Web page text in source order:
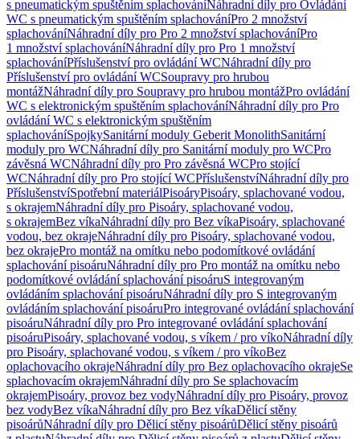
s pneumatickým spuštěním splachováníNáhradní díly pro Ovládání
WC s pneumatickým spuštěním splachováníPro 2 množství
splachováníNáhradní díly pro Pro 2 množství splachováníPro
1 množství splachováníNáhradní díly pro Pro 1 množství
splachováníPříslušenství pro ovládání WCNáhradní díly pro
Příslušenství pro ovládání WCSoupravy pro hrubou
montážNáhradní díly pro Soupravy pro hrubou montážPro ovládání
WC s elektronickým spuštěním splachováníNáhradní díly pro Pro
ovládání WC s elektronickým spuštěním
splachováníSpojkySanitární moduly Geberit MonolithSanitární
moduly pro WCNáhradní díly pro Sanitární moduly pro WCPro
závěsná WCNáhradní díly pro Pro závěsná WCPro stojící
WCNáhradní díly pro Pro stojící WCPříslušenstvíNáhradní díly pro
PříslušenstvíSpotřební materiálPisoáryPisoáry, splachované vodou,
s okrajemNáhradní díly pro Pisoáry, splachované vodou,
s okrajemBez víkaNáhradní díly pro Bez víkaPisoáry, splachované
vodou, bez okrajeNáhradní díly pro Pisoáry, splachované vodou,
bez okrajePro montáž na omítku nebo podomítkové ovládání
splachování pisoáruNáhradní díly pro Pro montáž na omítku nebo
podomítkové ovládání splachování pisoáruS integrovaným
ovládáním splachování pisoáruNáhradní díly pro S integrovaným
ovládáním splachování pisoáruPro integrované ovládání splachování
pisoáruNáhradní díly pro Pro integrované ovládání splachování
pisoáruPisoáry, splachované vodou, s víkem / pro víkoNáhradní díly
pro Pisoáry, splachované vodou, s víkem / pro víkoBez
oplachovacího okrajeNáhradní díly pro Bez oplachovacího okrajeSe
splachovacím okrajemNáhradní díly pro Se splachovacím
okrajemPisoáry, provoz bez vodyNáhradní díly pro Pisoáry, provoz
bez vodyBez víkaNáhradní díly pro Bez víkaDělicí stěny
pisoárůNáhradní díly pro Dělicí stěny pisoárůDělicí stěny pisoárů